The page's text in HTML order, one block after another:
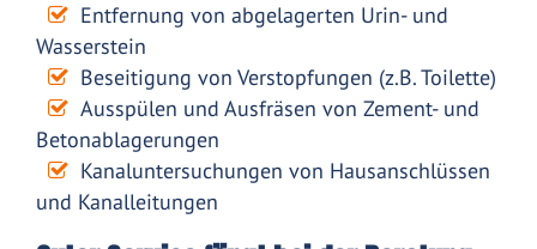
Entfernung von abgelagerten Urin- und
Wasserstein
Beseitigung von Verstopfungen (z.B. Toilette)
Ausspülen und Ausfräsen von Zement- und
Betonablagerungen
Kanaluntersuchungen von Hausanschlüssen
und Kanalleitungen